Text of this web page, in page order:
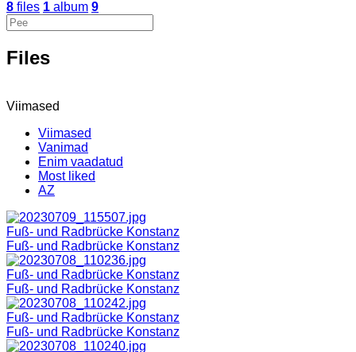
8 files 1 album 9
Files
Viimased
Viimased
Vanimad
Enim vaadatud
Most liked
AZ
Fuß- und Radbrücke Konstanz
Fuß- und Radbrücke Konstanz
Fuß- und Radbrücke Konstanz
Fuß- und Radbrücke Konstanz
Fuß- und Radbrücke Konstanz
Fuß- und Radbrücke Konstanz